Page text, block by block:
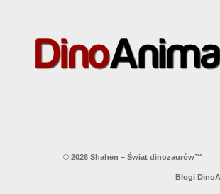
© 2026 Shahen – Świat dinozaurów™
Blogi